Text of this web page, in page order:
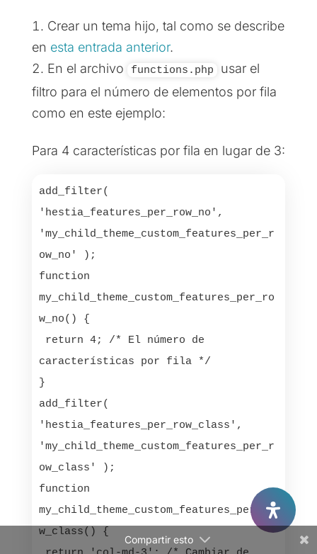
Crear un tema hijo, tal como se describe
en esta entrada anterior.
En el archivo
functions.php
usar el
filtro para el número de elementos por fila
como en este ejemplo:
Para 4 características por fila en lugar de 3:
add_filter(
'hestia_features_per_row_no',
'my_child_theme_custom_features_per_r
ow_no' );
function
my_child_theme_custom_features_per_ro
w_no() {
características por fila */
}
add_filter(
'hestia_features_per_row_class',
'my_child_theme_custom_features_per_r
ow_class' );
function
my_child_theme_custom_features_per_ro
w_class() {
Compartir esto
LinkedIn
Reddit